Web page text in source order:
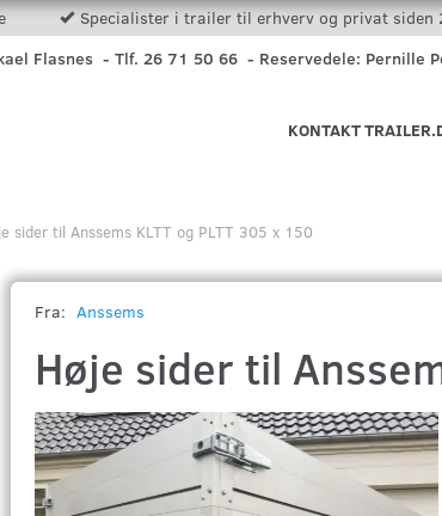
Specialister i trailer til erhverv og privat
Flasnes - Tlf. 26 71 50 66 - Reservedele: Pernille
KONTAKT
sider til Anssems KLTT og PLTT 305 x 150
Fra: Anssems
Høje sider til